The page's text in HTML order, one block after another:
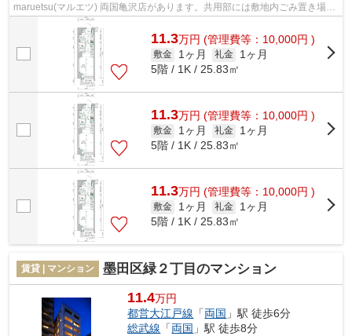
maruetsu(マルエツ) 両国亀沢店があります。共用部には敷地内ごみ置き場・
エレベータなどが揃っております。2駅...
11.3万円 (管理費等：10,000円 )
敷金 1ヶ月 礼金
1ヶ月
5階 / 1K / 25.83㎡
11.3万円 (管理費等：10,000円 )
敷金 1ヶ月 礼金
1ヶ月
5階 / 1K / 25.83㎡
11.3万円 (管理費等：10,000円 )
敷金 1ヶ月 礼金
1ヶ月
5階 / 1K / 25.83㎡
賃貸 | マンション 墨田区緑２丁目のマンション
11.4万円
都営大江戸線 「両国 」駅 徒歩6分
総武線 「両国 」駅 徒歩8分